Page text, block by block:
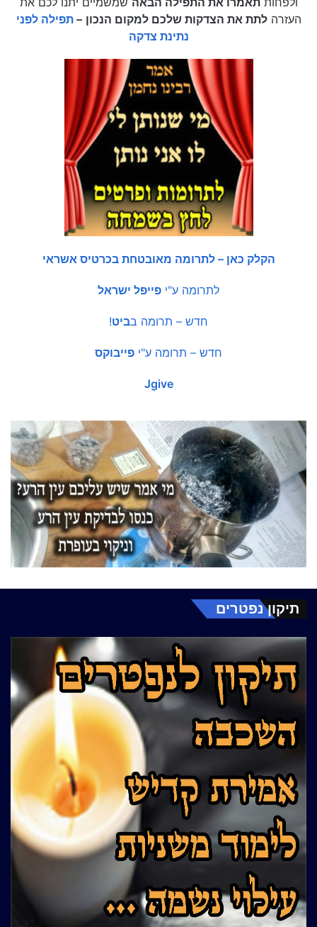
העזרהלתת את הצדקות שלכם למקום הנכון –תפילה לפני
נתינת צדקה
הקלק כאן – לתרומה מאובטחת בכרטיס אשראי
לתרומה ע"י פייפל ישראל
חדש – תרומה בביט!
חדש – תרומה ע"י פייבוקס
Jgive
תיקון נפטרים